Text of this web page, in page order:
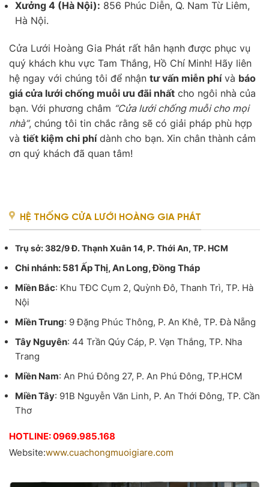
Xưởng 4 (Hà Nội): 856 Phúc Diễn, Q. Nam Từ Liêm,
Hà Nội.
Cửa Lưới Hoàng Gia Phát rất hân hạnh được phục vụ
quý khách khu vực Tam Thắng, Hồ Chí Minh! Hãy liên
hệ ngay với chúng tôi để nhận tư vấn miễn phívà báo
giá cửa lưới chống muỗi ưu đãi nhất cho ngôi nhà của
bạn. Với phương châm “Cửa lưới chống muỗi cho mọi
nhà”, chúng tôi tin chắc rằng sẽ có giải pháp phù hợp
và tiết kiệm chi phídành cho bạn. Xin chân thành cảm
ơn quý khách đã quan tâm!
HỆ THỐNG CỬA LƯỚI HOÀNG GIA PHÁT
Trụ sở: 382/9 Đ. Thạnh Xuân 14, P. Thới An, TP. HCM
Chi nhánh: 581 Ấp Thị, An Long, Đồng Tháp
Miền Bắc: Khu TĐC Cụm 2, Quỳnh Đô, Thanh Trì, TP. Hà
Nội
Miền Trung: 9 Đặng Phúc Thông, P. An Khê, TP. Đà Nẵng
Tây Nguyên: 44 Trần Qúy Cáp, P. Vạn Thắng, TP. Nha
Trang
Miền Nam: An Phú Đông 27, P. An Phú Đông, TP.HCM
Miền Tây: 91B Nguyễn Văn Linh, P. An Thới Đông, TP. Cần
Thơ
HOTLINE: 0969.985.168
Website:www.cuachongmuoigiare.com